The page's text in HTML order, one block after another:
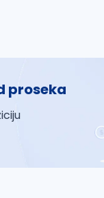
proseka